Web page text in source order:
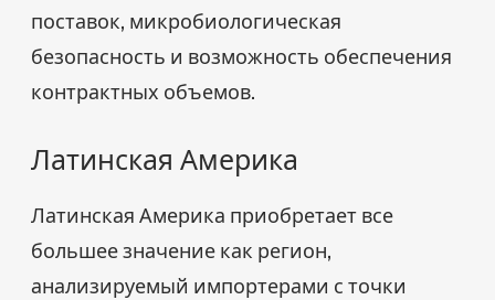
поставок, микробиологическая
безопасность и возможность обеспечения
контрактных объемов.
Латинская Америка
Латинская Америка приобретает все
большее значение как регион,
анализируемый импортерами с точки